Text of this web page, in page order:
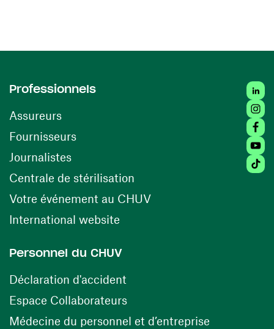
Professionnels
Assureurs
Fournisseurs(opens in a new window)
Journalistes
Centrale de stérilisation (opens in a new window)
Votre événement au CHUV(opens in a new
International website
Personnel du CHUV
Déclaration d'accident
Espace Collaborateurs(opens in a new window)
Médecine du personnel et d’entreprise